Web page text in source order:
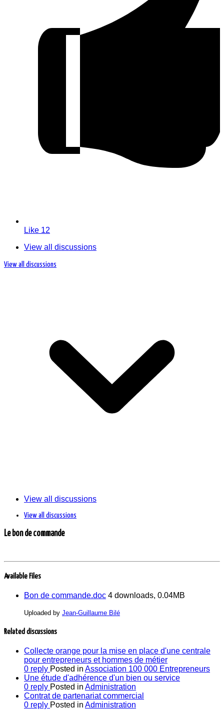
Like 12
View all discussions
View all discussions
View all discussions
View all discussions
Le bon de commande
Available Files
Bon de commande.doc 4 downloads, 0.04MB
Uploaded by Jean-Guillaume Bilé
Related discussions
Collecte orange pour la mise en place d'une centrale
pour entrepreneurs et hommes de métier
0 reply Posted in Association 100 000 Entrepreneurs
Une étude d'adhérence d'un bien ou service
0 reply Posted in Administration
Contrat de partenariat commercial
0 reply Posted in Administration